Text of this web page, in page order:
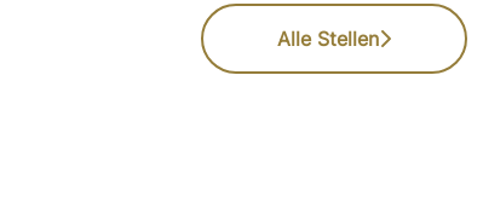
Alle Stellen